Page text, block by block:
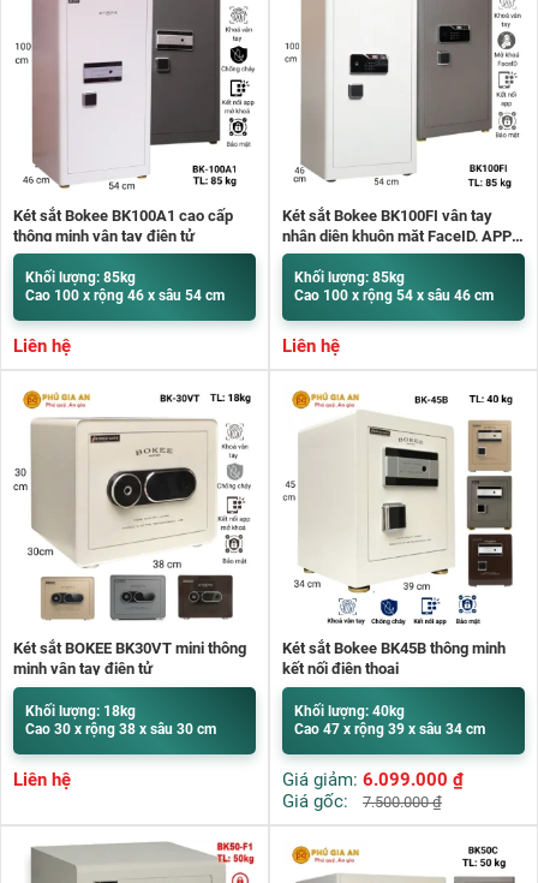
Két sắt Bokee BK100A1 cao cấp
thông minh vân tay điện tử
Khối lượng: 85kg
Cao 100 x rộng 46 x sâu 54 cm
Liên hệ
Két sắt Bokee BK100FI vân tay
nhận diện khuôn mặt FaceID, APP
điện thoại
Khối lượng: 85kg
Cao 100 x rộng 54 x sâu 46 cm
Liên hệ
Két sắt BOKEE BK30VT mini thông
minh vân tay điện tử
Khối lượng: 18kg
Cao 30 x rộng 38 x sâu 30 cm
Liên hệ
Két sắt Bokee BK45B thông minh
kết nối điện thoại
Khối lượng: 40kg
Cao 47 x rộng 39 x sâu 34 cm
Giá giảm: 6.099.000 ₫
Giá gốc:
7.500.000₫